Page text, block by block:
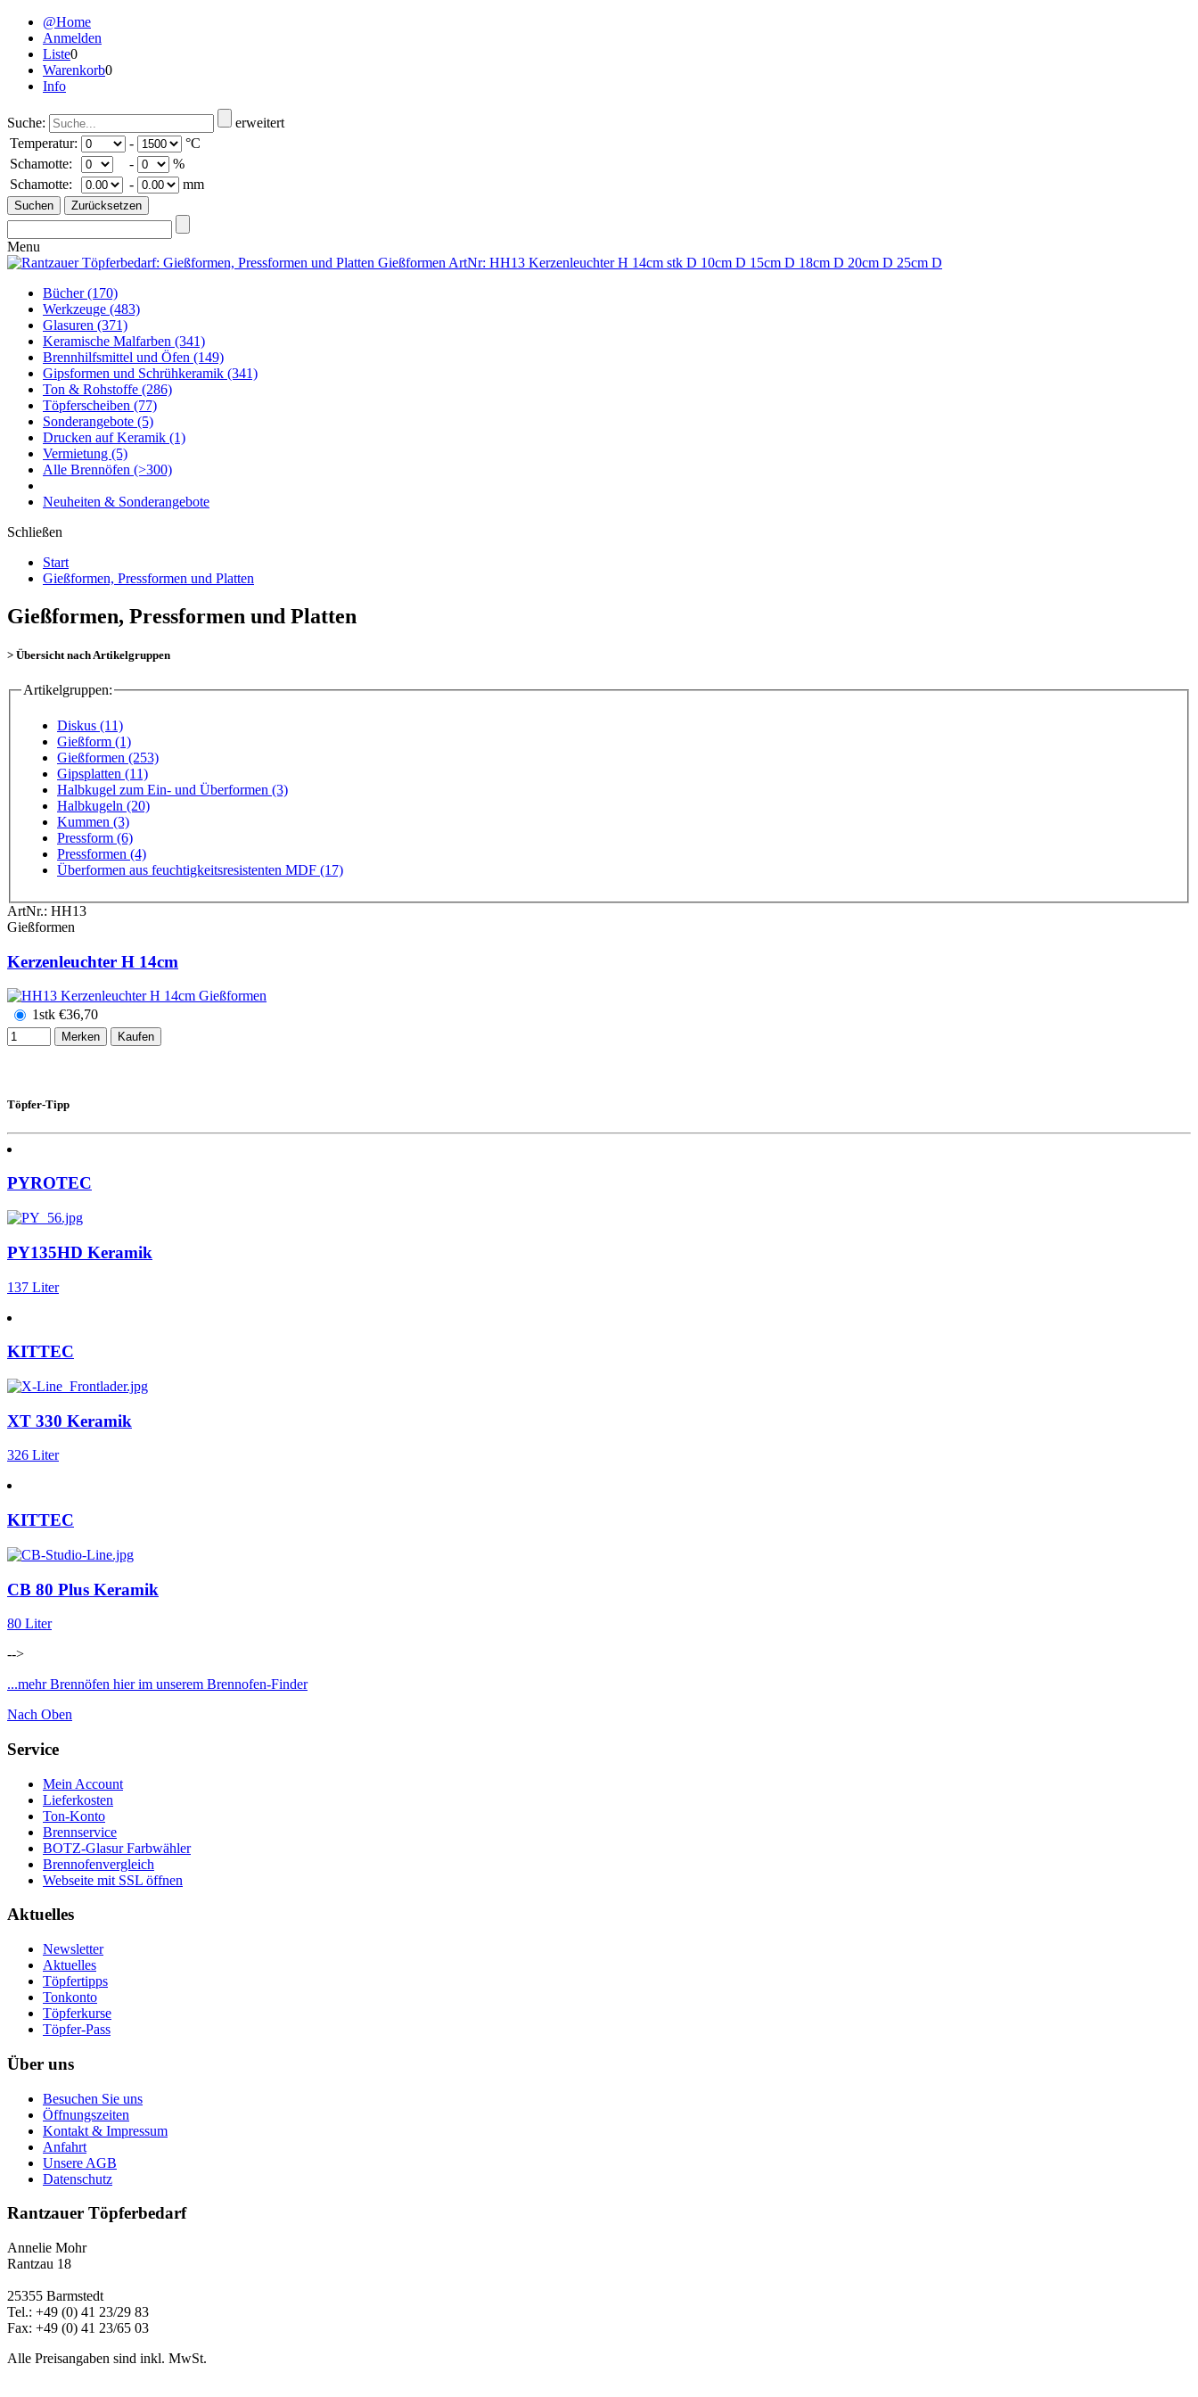
@Home
Anmelden
Liste0
Warenkorb0
Info
Suche:
erweitert
Temperatur:
-
°C
Schamotte:
-
%
Schamotte:
- mm
Menu
Bücher(170)
Werkzeuge (483)
Glasuren (371)
Keramische Malfarben (341)
Brennhilfsmittel und Öfen (149)
Gipsformen und Schrühkeramik (341)
Ton & Rohstoffe (286)
Töpferscheiben (77)
Sonderangebote (5)
Drucken auf Keramik (1)
Vermietung (5)
Alle Brennöfen (>300)
Neuheiten & Sonderangebote
Schließen
Start
Gießformen, Pressformen und Platten
Gießformen, Pressformen und Platten
> Übersicht nach Artikelgruppen
Artikelgruppen:
Diskus (11)
Gießform (1)
Gießformen (253)
Gipsplatten (11)
Halbkugel zum Ein- und Überformen (3)
Halbkugeln (20)
Kummen (3)
Pressform (6)
Pressformen (4)
Überformen aus feuchtigkeitsresistenten MDF (17)
ArtNr.: HH13
Gießformen
Kerzenleuchter H 14cm
1stk €36,70
Merken Kaufen
Töpfer-Tipp
PYROTEC
PY135HD Keramik
137 Liter
KITTEC
XT 330 Keramik
326 Liter
KITTEC
CB 80 Plus Keramik
80 Liter
-->
...mehr Brennöfen hier im unserem Brennofen-Finder
Nach Oben
Service
Mein Account
Lieferkosten
Ton-Konto
Brennservice
BOTZ-Glasur Farbwähler
Brennofenvergleich
Webseite mit SSL öffnen
Aktuelles
Newsletter
Aktuelles
Töpfertipps
Tonkonto
Töpferkurse
Töpfer-Pass
Über uns
Besuchen Sie uns
Öffnungszeiten
Kontakt & Impressum
Anfahrt
Unsere AGB
Datenschutz
Rantzauer Töpferbedarf
Annelie Mohr
Rantzau 18
25355 Barmstedt
Tel.: +49 (0) 41 23/29 83
Fax: +49 (0) 41 23/65 03
Alle Preisangaben sind inkl. MwSt.